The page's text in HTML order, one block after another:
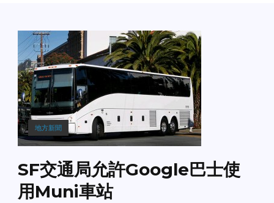
地方新聞
SF交通局允許Google巴士使
用Muni車站